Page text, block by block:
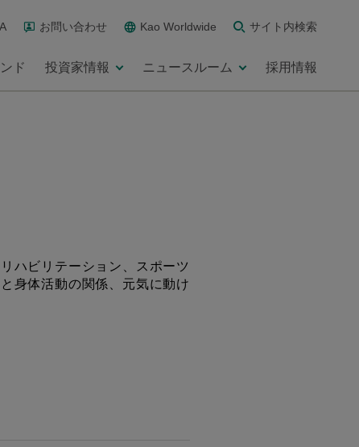
お問い合わせ Kao Worldwide サイト内検索
ド 投資家情報 ニュースルーム 採用情報
ハビリテーション、スポーツ
身体活動の関係、元気に動け